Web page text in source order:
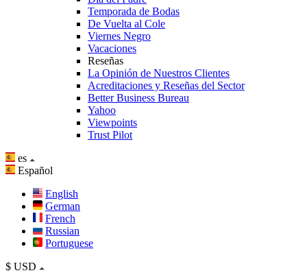
Temporada de Bodas
De Vuelta al Cole
Viernes Negro
Vacaciones
Reseñas
La Opinión de Nuestros Clientes
Acreditaciones y Reseñas del Sector
Better Business Bureau
Yahoo
Viewpoints
Trust Pilot
es
Español
English
German
French
Russian
Portuguese
$ USD